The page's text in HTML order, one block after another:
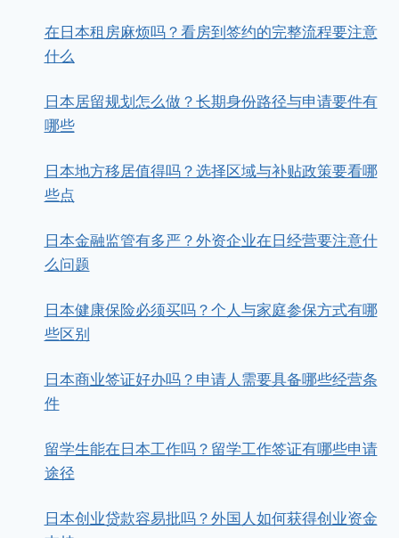
在日本租房麻烦吗？看房到签约的完整流程要注意
什么
日本居留规划怎么做？长期身份路径与申请要件有
哪些
日本地方移居值得吗？选择区域与补贴政策要看哪
些点
日本金融监管有多严？外资企业在日经营要注意什
么问题
日本健康保险必须买吗？个人与家庭参保方式有哪
些区别
日本商业签证好办吗？申请人需要具备哪些经营条
件
留学生能在日本工作吗？留学工作签证有哪些申请
途径
日本创业贷款容易批吗？外国人如何获得创业资金